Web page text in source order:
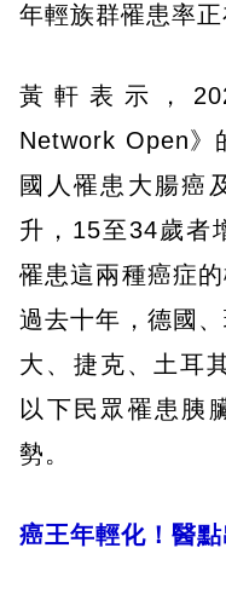
年輕族群罹患率正
黃軒表示，
Network Open》
國人罹患大腸癌
升，15至34歲者
罹患這兩種癌症
過去十年，德國
大、捷克、土耳
以下民眾罹患胰
勢。
癌王年輕化！醫